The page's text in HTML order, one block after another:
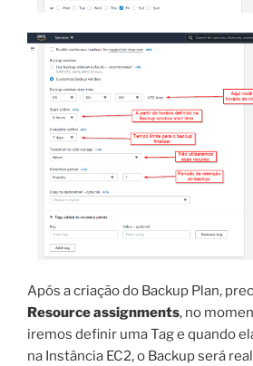
Após a criação do Backup Plan,
Resource assignments, no
iremos definir uma Tag e quando
na Instância EC2, o Backup será